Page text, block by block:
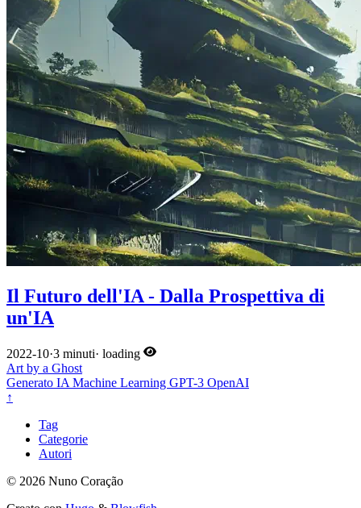
Il Futuro dell'IA - Dalla Prospettiva di
un'IA
2022-10·3 minuti· loading
Art by a Ghost
Generato IA Machine Learning GPT-3 OpenAI
↑
Tag
Categorie
Autori
© 2026 Nuno Coração